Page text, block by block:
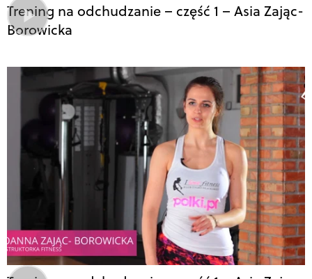
Trening na odchudzanie – część 1 – Asia Zając-
Borowicka